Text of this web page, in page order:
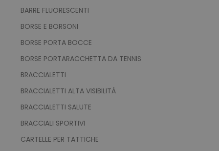
BARRE FLUORESCENTI
BORSE E BORSONI
BORSE PORTA BOCCE
BORSE PORTARACCHETTA DA TENNIS
BRACCIALETTI
BRACCIALETTI ALTA VISIBILITÀ
BRACCIALETTI SALUTE
BRACCIALI SPORTIVI
CARTELLE PER TATTICHE
recently_viewed_product_previous
recently_compared_product